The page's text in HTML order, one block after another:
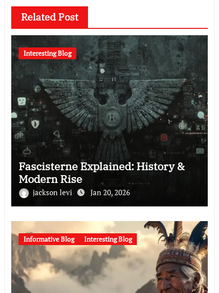
Related Post
Interesting Blog
Fascisterne Explained: History &
Modern Rise
jackson levi Jan 20, 2026
Informative Blog Interesting Blog